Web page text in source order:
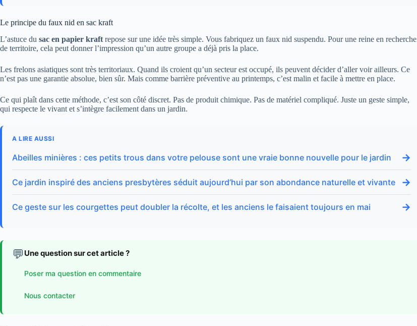
Le principe du faux nid en sac kraft
L’astuce du sac en papier kraft repose sur une idée très simple. Vous fabriquez un faux nid suspendu. Pour une reine en recherche
de territoire, cela peut donner l’impression qu’un autre groupe a déjà pris la place.
Les frelons asiatiques sont très territoriaux. Quand ils croient qu’un secteur est occupé, ils peuvent décider d’aller voir ailleurs. Ce
n’est pas une garantie absolue, bien sûr. Mais comme barrière préventive au printemps, c’est malin et facile à mettre en place.
Ce qui plaît dans cette méthode, c’est son côté discret. Pas de produit chimique. Pas de matériel compliqué. Juste un geste simple,
qui respecte le vivant et s’intègre facilement dans un jardin.
A LIRE AUSSI
Abeilles minières : ces petits trous dans votre pelouse sont une vraie bonne nouvelle pour le jardin →
Ce jardin inspiré des anciens presbytères séduit aujourd’hui par son abondance naturelle et vivante →
Ce geste sur les courgettes peut doubler la récolte, et les anciens le faisaient toujours en mai →
💬 Une question sur cet article ?
Poser ma question en commentaire
Nous contacter